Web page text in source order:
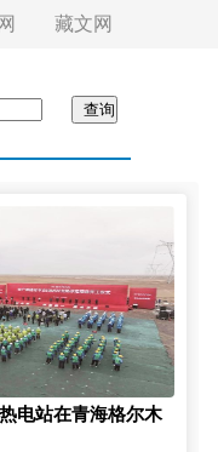
藏文网
开建
里——青海省...
鱼洄游之约
原牧民心
电站在青海格尔木